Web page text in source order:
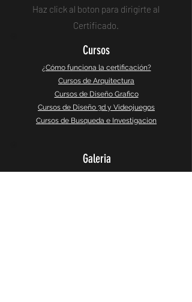
Haz click al boton para dirigirte al
Certificado.
Cursos
¿Cómo funciona la certificación?
Cursos de Arquitectura
Cursos de Diseño Grafico
Cursos de Diseño 3d y Videojuegos
Cursos de Busqueda e Investigacion
Galeria